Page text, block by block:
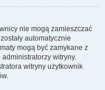
nie mogą zamieszczać
automatycznie
mogą być zamykane z
witryny.
witryny użytkownik